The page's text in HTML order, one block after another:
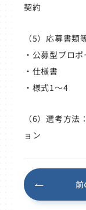
契約 令
（5）応募書類
・ 公募型プロ
・ 仕様書
・ 様式1～4
（6）選考方
ョン
前